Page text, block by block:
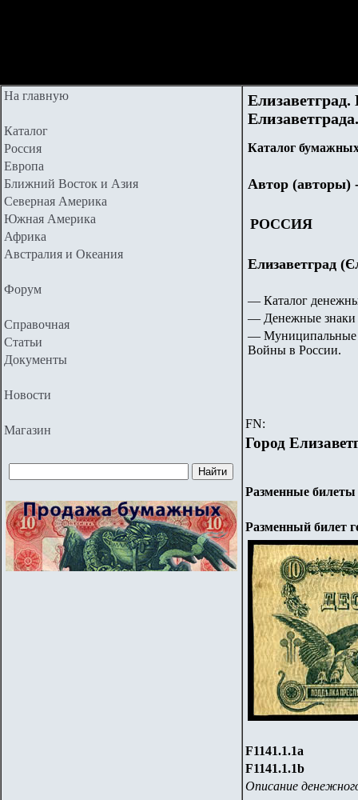
На главную
Каталог
Россия
Европа
Ближний Восток и Азия
Северная Америка
Южная Америка
Африка
Австралия и Океания
Форум
Справочная
Статьи
Документы
Новости
Магазин
Каталог
Автор (авторы)
РОССИЯ
Елизаветград
— Каталог
— Денежные знаки
— Муниципальные
Войны в России.
FN:
Город
Разменные билеты
Разменный билет
F1141.1.1a
F1141.1.1b
Описание